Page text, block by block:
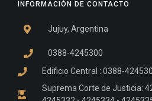
INFORMACIÓN DE CONTACTO
Jujuy, Argentina
0388-4245300
Edificio Central : 0388-
Suprema Corte de Justicia: